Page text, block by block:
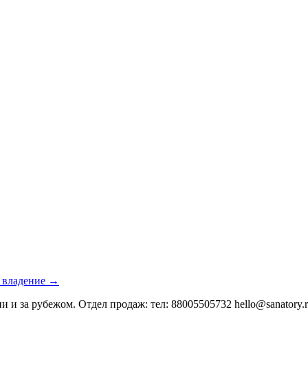
владение →
и за рубежом. Отдел продаж: тел: 88005505732